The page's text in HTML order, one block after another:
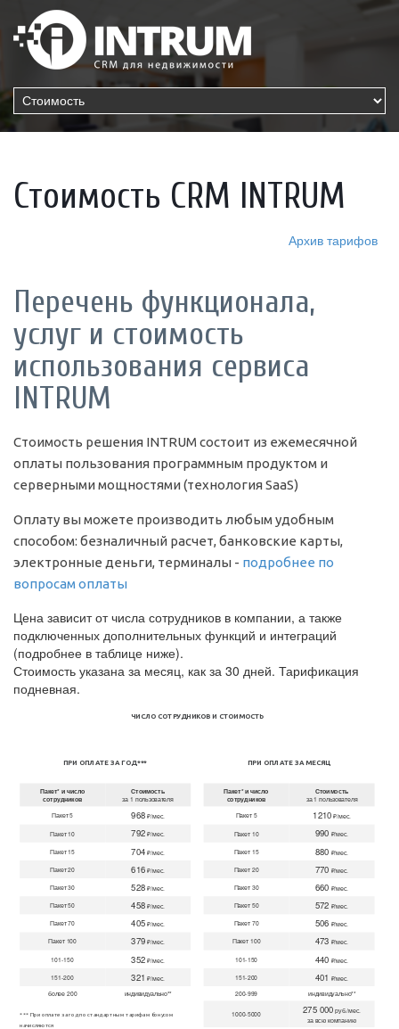
Стоимость CRM INTRUM
Архив тарифов
Перечень функционала,
услуг и стоимость
использования сервиса
INTRUM
Стоимость решения INTRUM состоит из ежемесячной
оплаты пользования программным продуктом и
серверными мощностями (технология SaaS)
Оплату вы можете производить любым удобным
способом: безналичный расчет, банковские карты,
электронные деньги, терминалы - подробнее по
вопросам оплаты
Цена зависит от числа сотрудников в компании, а также
подключенных дополнительных функций и интеграций
(подробнее в таблице ниже).
Стоимость указана за месяц, как за 30 дней. Тарификация
подневная.
ЧИСЛО СОТРУДНИКОВ И СТОИМОСТЬ
ПРИ ОПЛАТЕ ЗА ГОД***
Пакет* и число
сотрудников
Стоимость
за 1 пользователя
Пакет 5 968 ₽/мес.
Пакет 10 792 ₽/мес.
Пакет 15 704 ₽/мес.
Пакет 20 616 ₽/мес.
Пакет 30 528 ₽/мес.
Пакет 50 458 ₽/мес.
Пакет 70 405 ₽/мес.
Пакет 100 379 ₽/мес.
101-150 352 ₽/мес.
151-200
321 ₽/мес.
более 200
индивидуально**
*** При оплате за год по стандартным тарифам бонусом
начисляются
ПРИ ОПЛАТЕ ЗА МЕСЯЦ
Пакет* и число
сотрудников
Стоимость
за 1 пользователя
Пакет 5 1210 ₽/мес.
Пакет 10 990 ₽/мес.
Пакет 15 880 ₽/мес.
Пакет 20 770 ₽/мес.
Пакет 30 660 ₽/мес.
Пакет 50 572 ₽/мес.
Пакет 70 506 ₽/мес.
Пакет 100 473 ₽/мес.
101-150 440 ₽/мес.
151-200
401 ₽/мес.
200-999
индивидуально**
1000-5000 275 000 руб./мес.
за всю компанию